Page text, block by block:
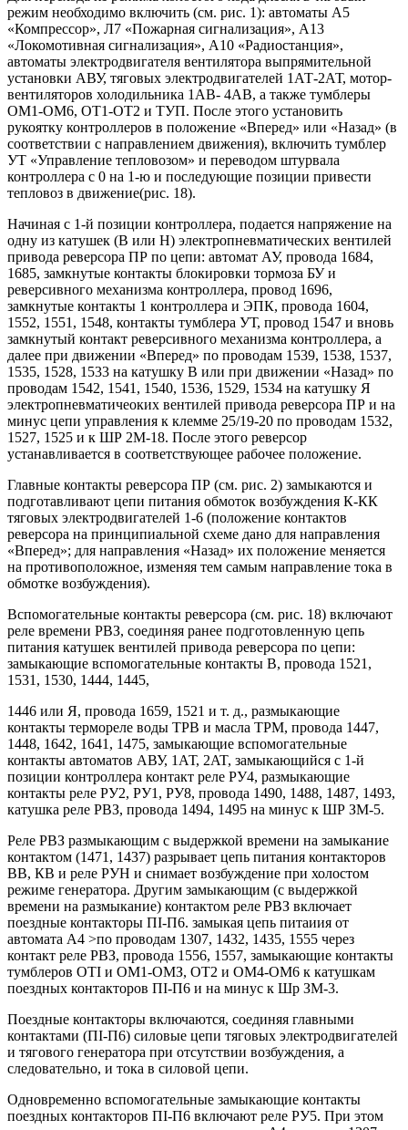
режим необходимо включить (см. рис. 1): автоматы А5
«Компрессор», Л7 «Пожарная сигнализация», А13
«Локомотивная сигнализация», А10 «Радиостанция»,
автоматы электродвигателя вентилятора выпрямительной
установки АВУ, тяговых электродвигателей 1АТ-2АТ, мотор-
вентиляторов холодильника 1АВ- 4АВ, а также тумблеры
ОМ1-ОМ6, ОТ1-ОТ2 и ТУП. После этого установить
рукоятку контроллеров в положение «Вперед» или «Назад» (в
соответствии с направлением движения), включить тумблер
УТ «Управление тепловозом» и переводом штурвала
контроллера с 0 на 1-ю и последующие позиции привести
тепловоз в движение(рис. 18).
Начиная с 1-й позиции контроллера, подается напряжение на
одну из катушек (В или Н) электропневматических вентилей
привода реверсора ПР по цепи: автомат АУ, провода 1684,
1685, замкнутые контакты блокировки тормоза БУ и
реверсивного механизма контроллера, провод 1696,
замкнутые контакты 1 контроллера и ЭПК, провода 1604,
1552, 1551, 1548, контакты тумблера УТ, провод 1547 и вновь
замкнутый контакт реверсивного механизма контроллера, а
далее при движении «Вперед» по проводам 1539, 1538, 1537,
1535, 1528, 1533 на катушку В или при движении «Назад» по
проводам 1542, 1541, 1540, 1536, 1529, 1534 на катушку Я
электропневматичеоких вентилей привода реверсора ПР и на
минус цепи управления к клемме 25/19-20 по проводам 1532,
1527, 1525 и к ШР 2М-18. После этого реверсор
устанавливается в соответствующее рабочее положение.
Главные контакты реверсора ПР (см. рис. 2) замыкаются и
подготавливают цепи питания обмоток возбуждения К-КК
тяговых электродвигателей 1-6 (положение контактов
реверсора на принципиальной схеме дано для направления
«Вперед»; для направления «Назад» их положение меняется
на противоположное, изменяя тем самым направление тока в
обмотке возбуждения).
Вспомогательные контакты реверсора (см. рис. 18) включают
реле времени РВЗ, соединяя ранее подготовленную цепь
питания катушек вентилей привода реверсора по цепи:
замыкающие вспомогательные контакты В, провода 1521,
1531, 1530, 1444, 1445,
1446 или Я, провода 1659, 1521 и т. д., размыкающие
контакты термореле воды ТРВ и масла ТРМ, провода 1447,
1448, 1642, 1641, 1475, замыкающие вспомогательные
контакты автоматов АВУ, 1АТ, 2AT, замыкающийся с 1-й
позиции контроллера контакт реле РУ4, размыкающие
контакты реле РУ2, РУ1, РУ8, провода 1490, 1488, 1487, 1493,
катушка реле РВЗ, провода 1494, 1495 на минус к ШР ЗМ-5.
Реле РВЗ размыкающим с выдержкой времени на замыкание
контактом (1471, 1437) разрывает цепь питания контакторов
ВВ, КВ и реле РУН и снимает возбуждение при холостом
режиме генератора. Другим замыкающим (с выдержкой
времени на размыкание) контактом реле РВЗ включает
поездные контакторы ПІ-П6. замыкая цепь питаиия от
автомата A4 >по проводам 1307, 1432, 1435, 1555 через
контакт реле РВЗ, провода 1556, 1557, замыкающие контакты
тумблеров ОТІ и ОМ1-ОМЗ, ОТ2 и ОМ4-ОМ6 к катушкам
поездных контакторов ПІ-П6 и на минус к Шр ЗМ-3.
Поездные контакторы включаются, соединяя главными
контактами (ПІ-П6) силовые цепи тяговых электродвигателей
и тягового генератора при отсутствии возбуждения, а
следовательно, и тока в силовой цепи.
Одновременно вспомогательные замыкающие контакты
поездных контакторов ПІ-П6 включают реле РУ5. При этом